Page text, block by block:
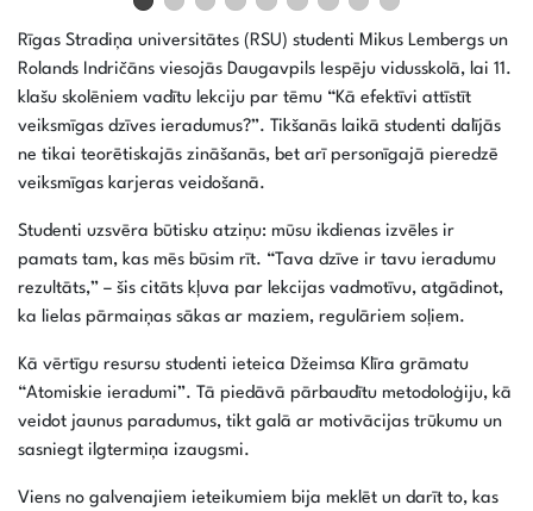
Rīgas Stradiņa universitātes (RSU) studenti Mikus Lembergs un
Rolands Indričāns viesojās Daugavpils Iespēju vidusskolā, lai 11.
klašu skolēniem vadītu lekciju par tēmu “Kā efektīvi attīstīt
veiksmīgas dzīves ieradumus?”. Tikšanās laikā studenti dalījās
ne tikai teorētiskajās zināšanās, bet arī personīgajā pieredzē
veiksmīgas karjeras veidošanā.
Studenti uzsvēra būtisku atziņu: mūsu ikdienas izvēles ir
pamats tam, kas mēs būsim rīt. “Tava dzīve ir tavu ieradumu
rezultāts,” – šis citāts kļuva par lekcijas vadmotīvu, atgādinot,
ka lielas pārmaiņas sākas ar maziem, regulāriem soļiem.
Kā vērtīgu resursu studenti ieteica Džeimsa Klīra grāmatu
“Atomiskie ieradumi”. Tā piedāvā pārbaudītu metodoloģiju, kā
veidot jaunus paradumus, tikt galā ar motivācijas trūkumu un
sasniegt ilgtermiņa izaugsmi.
Viens no galvenajiem ieteikumiem bija meklēt un darīt to, kas